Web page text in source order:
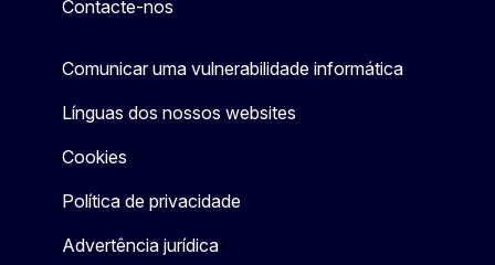
Contacte-nos
Comunicar uma vulnerabilidade informática
Línguas dos nossos websites
Cookies
Política de privacidade
Advertência jurídica